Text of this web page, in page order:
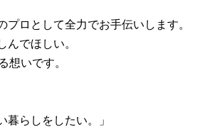
ロとして全力でお手伝いします。
でほしい。
想いです。
暮らしをしたい。」